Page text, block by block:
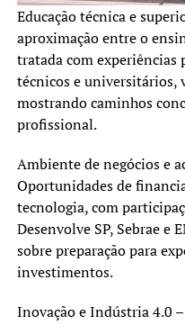
Educação técnica e
aproximação entre o
tratada com experiências
técnicos e universitários,
mostrando caminhos
profissional.
Ambiente de negócios e
Oportunidades de
tecnologia, com
Desenvolve SP, Sebrae e
sobre preparação para
investimentos.
Inovação e Indústria 4.0